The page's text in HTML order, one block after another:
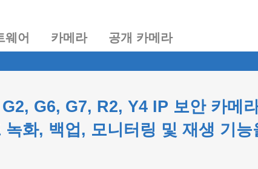
웨어 카메라 공개 카메라
G6, G7, R2, Y4 IP 보안 카메
녹화, 백업, 모니터링 및 재생 기능